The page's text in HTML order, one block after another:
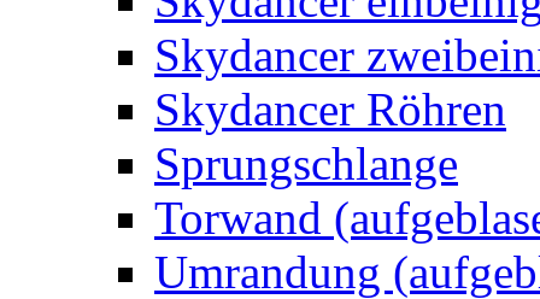
Skydancer
Skydancer Röhren
Sprungschlange
Torwand
Umrandung